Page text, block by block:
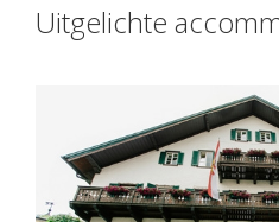
Uitgelichte